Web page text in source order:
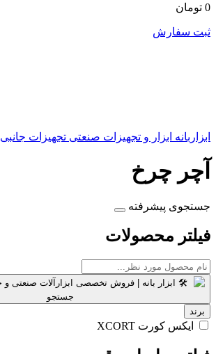
0 تومان
ثبت سفارش
ابزاربانه ابزار و تجهیزات صنعتی تجهیزات جانبی
آچر چرخ
جستجوی پیشرفته
فیلتر محصولات
برند
ایکس کورت XCORT